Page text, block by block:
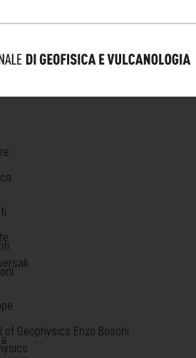
of Geophysics Enzo Boschi